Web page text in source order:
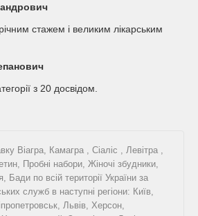
стажем і великим лікарським
з 20 досвідом.
Віагра Камагра Сіаліс Левітра
Пробні набори Жіночі збудники
Бади по всій території України за
служб в наступні регіони: Київ,
Львів, Херсон,